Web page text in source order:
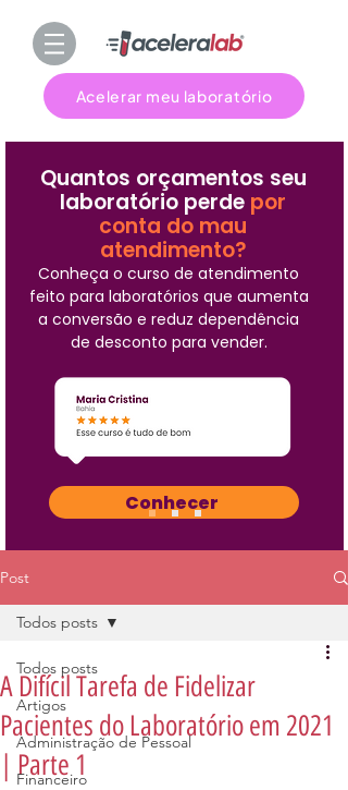
Acelerar meu laboratório
Quantos orçamentos seu
laboratório perde por
conta do mau
atendimento?
Conheça o curso de atendimento
feito para laboratórios que aumenta
a conversão e reduz dependência
de desconto para vender.
Conhecer
Post
Todos posts
Artigos
Administração de Pessoal
Financeiro
Todos posts
A Difícil Tarefa de Fidelizar
Pacientes do Laboratório em 2021
| Parte 1